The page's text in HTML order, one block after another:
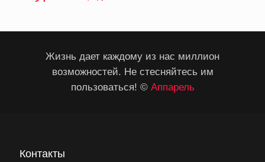
Жизнь дает каждому из нас миллион
возможностей. Не стесняйтесь им
пользоваться! © Аппарель
Контакты